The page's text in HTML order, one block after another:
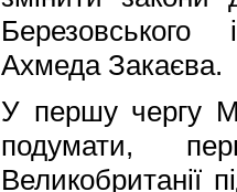
Березовського
Ахмеда Закаєва.
У першу чергу
подумати,
Великобританії